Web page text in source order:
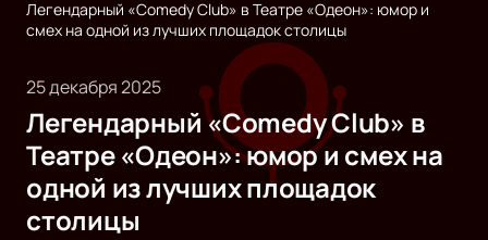
Легендарный «Comedy Club» в Театре «Одеон»: юмор и
смех на одной из лучших площадок столицы
25 декабря 2025
Легендарный «Comedy Club» в
Театре «Одеон»: юмор и смех на
одной из лучших площадок
столицы